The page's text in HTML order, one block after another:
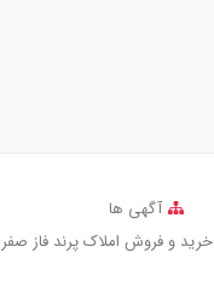
آگهی ها
خرید و فروش املاک پرند فاز صفر